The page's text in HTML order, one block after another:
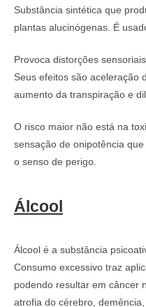
Substância sintética que
plantas alucinógenas. É
Provoca distorções
Seus efeitos são aceleração
aumento da transpiração e
O risco maior não está na
sensação de onipotência
o senso de perigo.
Álcool
Álcool é a substância
Consumo excessivo traz
podendo resultar em câncer
atrofia do cérebro,